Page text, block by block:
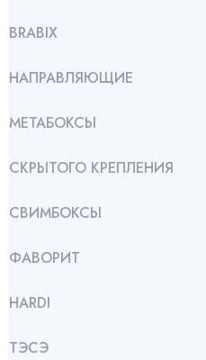
BRABIX
НАПРАВЛЯЮЩИЕ
МЕТАБОКСЫ
СКРЫТОГО КРЕПЛЕНИЯ
СВИМБОКСЫ
ФАВОРИТ
HARDI
ТЭСЭ